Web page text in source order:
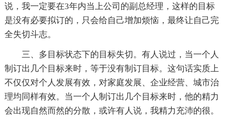
说，我一定要在3年内当上公司的副总经理，这样的目标
是没有必要拟订的，只会给自己增加烦恼，最终让自己完
全失切斗志。
三、多目标状态下的目标失切。有人说过，当一个人
制订出几个目标来时，等于没有制订目标。这句话实质上
不仅仅对个人发展有效，对家庭发展、企业经营、城市治
理均同样有效。当一个人制订出几个目标来时，他的精力
会出现自然而然的分散，或许有人说，我精力充沛的很。